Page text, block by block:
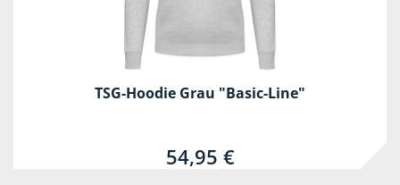
TSG-Hoodie Grau "Basic-Line"
54,95 €